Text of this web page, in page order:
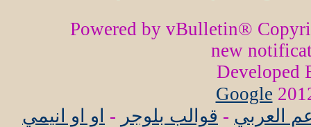
Powered by vBulletin®
new
Developed
Google
العربي - قوالب بلوجر - او او انيمي